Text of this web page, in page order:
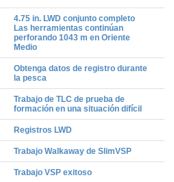
4.75 in. LWD conjunto completo
Las herramientas continúan
perforando 1043 m en Oriente
Medio
Obtenga datos de registro durante
la pesca
Trabajo de TLC de prueba de
formación en una situación difícil
Registros LWD
Trabajo Walkaway de SlimVSP
Trabajo VSP exitoso